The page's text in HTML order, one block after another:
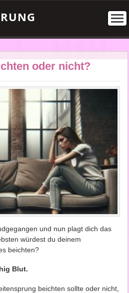
oder nicht?
und nun plagt dich das
würdest du deinem
beichten?
Blut.
beichten sollte oder nicht,